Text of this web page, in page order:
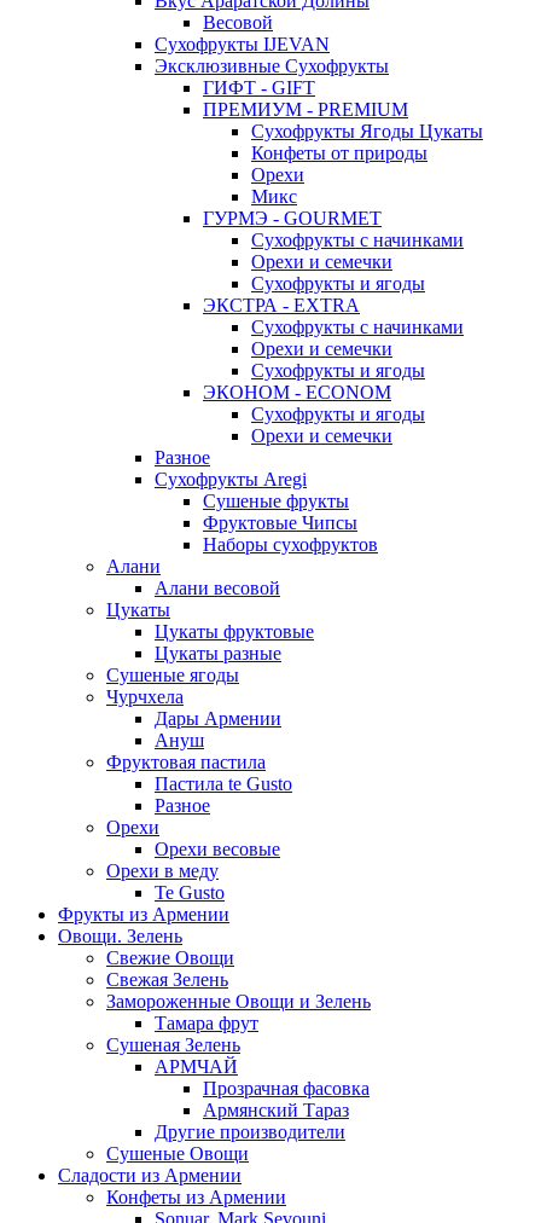
Весовой
Сухофрукты IJEVAN
Эксклюзивные Сухофрукты
ГИФТ - GIFT
ПРЕМИУМ - PREMIUM
Сухофрукты Ягоды Цукаты
Конфеты от природы
Орехи
Микс
ГУРМЭ - GOURMET
Сухофрукты с начинками
Орехи и семечки
Сухофрукты и ягоды
ЭКСТРА - EXTRA
Сухофрукты с начинками
Орехи и семечки
Сухофрукты и ягоды
ЭКОНОМ - ECONOM
Сухофрукты и ягоды
Орехи и семечки
Разное
Сухофрукты Aregi
Сушеные фрукты
Фруктовые Чипсы
Наборы сухофруктов
Алани
Алани весовой
Цукаты
Цукаты фруктовые
Цукаты разные
Сушеные ягоды
Чурчхела
Дары Армении
Ануш
Фруктовая пастила
Пастила te Gusto
Разное
Орехи
Орехи весовые
Орехи в меду
Te Gusto
Фрукты из Армении
Овощи. Зелень
Свежие Овощи
Свежая Зелень
Замороженные Овощи и Зелень
Тамара фрут
Сушеная Зелень
АРМЧАЙ
Прозрачная фасовка
Армянский Тараз
Другие производители
Сушеные Овощи
Сладости из Армении
Конфеты из Армении
Sonuar. Mark Sevouni